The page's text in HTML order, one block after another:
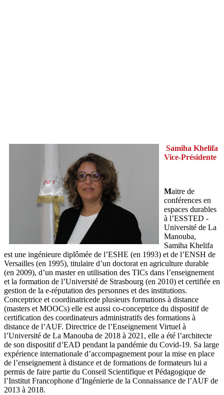
Samiha Khelifa
Vice-Présidente
Maitre de
conférences en
espaces durables
à l’ESSTED -
Université de La
Manouba,
Samiha Khelifa
est une ingénieure diplômée de l’ESHE (en 1993) et de l’ENSH de
Versailles (en 1995), titulaire d’un doctorat en agriculture durable
(en 2009), d’un master en utilisation des TICs dans l’enseignement
et la formation de l’Université de Strasbourg (en 2010) et certifiée en
gestion de la e-réputation des personnes et des institutions.
Conceptrice et coordinatricede plusieurs formations à distance
(masters et MOOCs) elle est aussi co-conceptrice du dispositif de
certification des coordinateurs administratifs des formations à
distance de l’AUF. Directrice de l’Enseignement Virtuel à
l’Université de La Manouba de 2018 à 2021, elle a été l’architecte
de son dispositif d’EAD pendant la pandémie du Covid-19. Sa large
expérience internationale d’accompagnement pour la mise en place
de l’enseignement à distance et de formations de formateurs lui a
permis de faire partie du Conseil Scientifique et Pédagogique de
l’Institut Francophone d’Ingénierie de la Connaissance de l’AUF de
2013 à 2018.